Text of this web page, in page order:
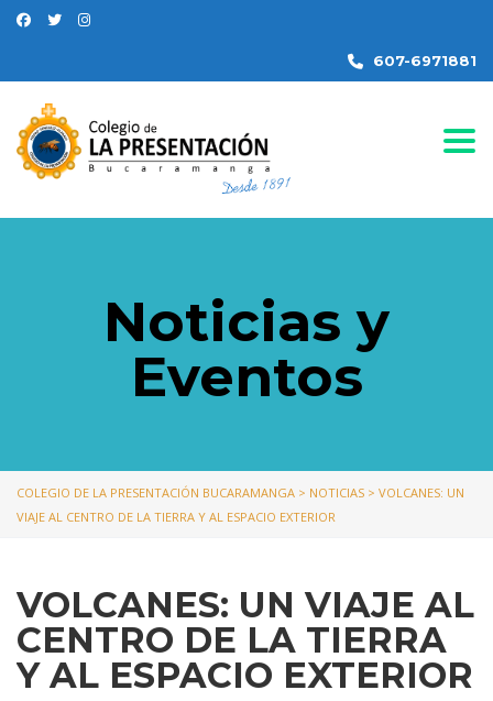
607-6971881
Noticias y
Eventos
COLEGIO DE LA PRESENTACIÓN BUCARAMANGA > NOTICIAS > VOLCANES: UN
VIAJE AL CENTRO DE LA TIERRA Y AL ESPACIO EXTERIOR
VOLCANES: UN VIAJE AL
CENTRO DE LA TIERRA
Y AL ESPACIO EXTERIOR